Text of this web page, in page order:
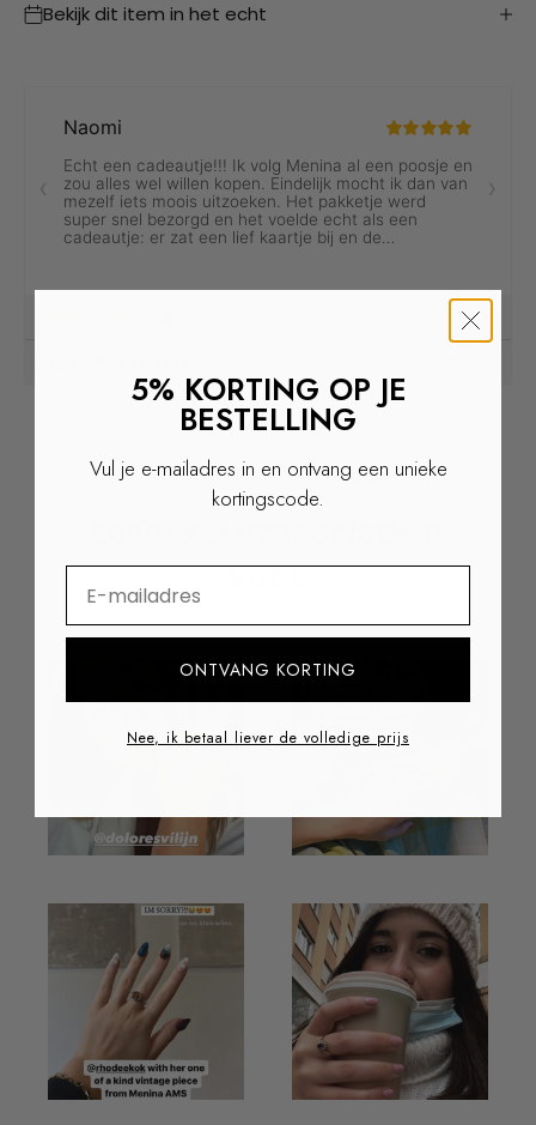
Bekijk dit item in het echt
VOOR
5% KORTING OP JE
BESTELLING
Vul je e-mailadres in en ontvang een unieke
kortingscode.
ONTVANG KORTING
Nee, ik betaal liever de volledige prijs